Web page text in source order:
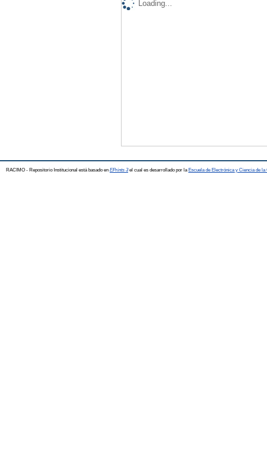
Loading...
RACIMO - Repositorio Institucional está basado en EPrints 3el cual es desarrollado por la Escuela de Electrónica y Ciencia de la